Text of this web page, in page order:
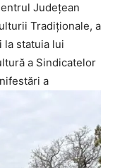
Județean
Tradiționale, a
la statuia lui
a Sindicatelor
a